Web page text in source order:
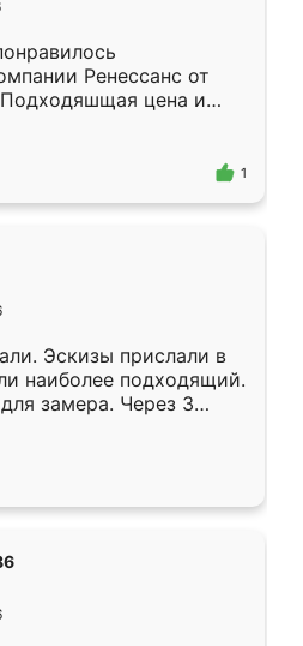
Ренессанс от
цена и
Приехавший
Владислав
эскизу самый
1
Эскизы прислали в
наиболее подходящий.
замера. Через 3
готова. Остались
Спасибо Ренессанс
работу!